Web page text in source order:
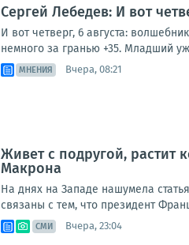
Сергей Лебедев: И вот
И вот четверг, 6 августа:
немного за гранью +35. Младший
МНЕНИЯ Вчера, 08:21
Живет с подругой, растит
Макрона
На днях на Западе нашумела
связаны с тем, что президент
СМИ Вчера, 23:04